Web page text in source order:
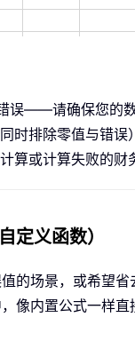
误——请确保您的数
时排除零值与错误
或计算失败的财
定义函数）
的场景，或希望
内置公式一样直